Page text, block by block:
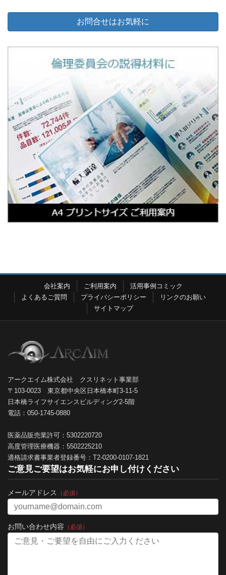
お問合せはお気軽に
会社案内 ご利用案内
活用事例コミック
よくあるご質問
プライバシーポリシー
リンクのお願い
サイトマップ
アークエイム株式会社 クスリネット事業部
〒103-0023 東京都中央区日本橋本町3-11-5
日本橋ライフサイエンスビルディング2-5階
電話：050-1745-0880
医薬品販売業許可：5302220720
高度管理医療機器：5502225210
適格請求書事業者登録番号：T2-0200-0107-1821
ご意見ご要望はお気軽にお申し付けください
メールアドレス （必須）
お問い合わせ内容 （必須）